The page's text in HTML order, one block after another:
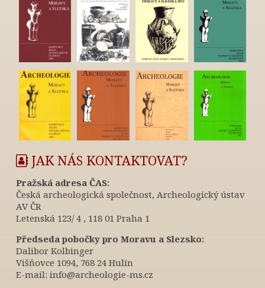
JAK NÁS KONTAKTOVAT?
Pražská adresa ČAS:
Česká archeologická společnost, Archeologický ústav
AV ČR
Letenská 123/ 4 , 118 01 Praha 1
Předseda pobočky pro Moravu a Slezsko:
Dalibor Kolbinger
Višňovce 1094, 768 24 Hulín
E-mail: info@archeologie-ms.cz